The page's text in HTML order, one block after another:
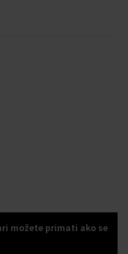
možete primati ako se